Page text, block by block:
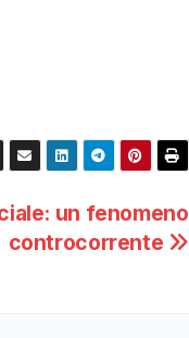
un fenomeno
controcorrente